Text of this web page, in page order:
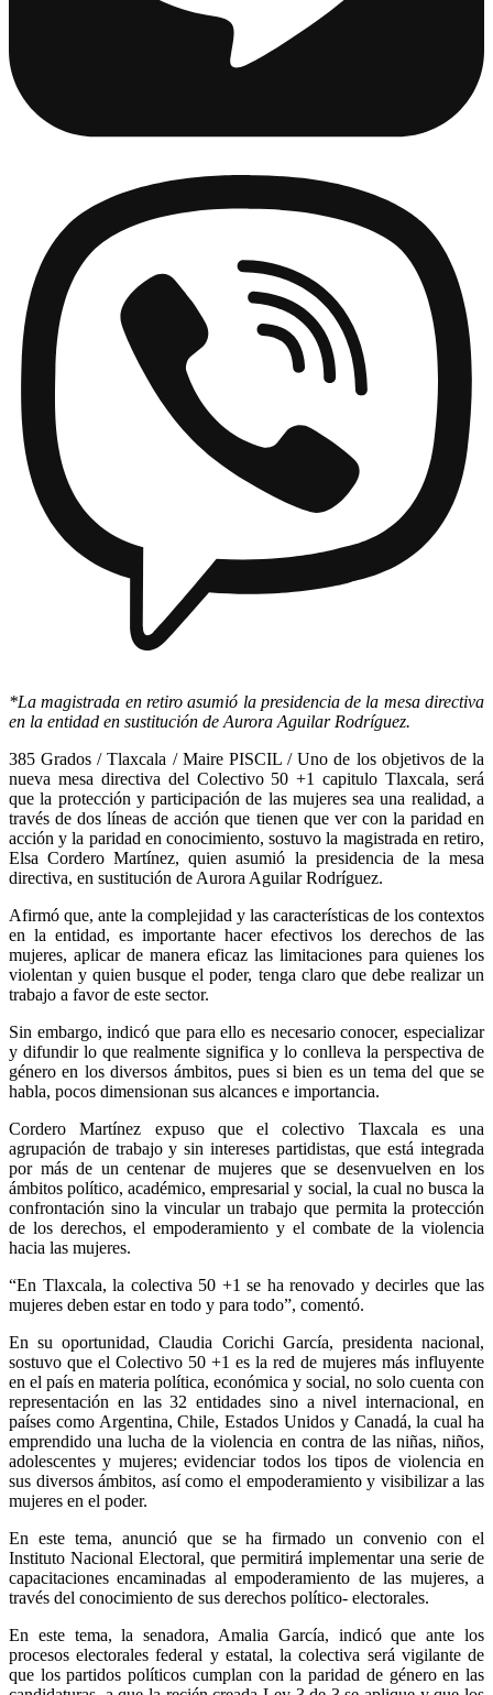
*La magistrada en retiro asumió la presidencia de la mesa directiva
en la entidad en sustitución de Aurora Aguilar Rodríguez.
385 Grados / Tlaxcala / Maire PISCIL / Uno de los objetivos de la
nueva mesa directiva del Colectivo 50 +1 capitulo Tlaxcala, será
que la protección y participación de las mujeres sea una realidad, a
través de dos líneas de acción que tienen que ver con la paridad en
acción y la paridad en conocimiento, sostuvo la magistrada en retiro,
Elsa Cordero Martínez, quien asumió la presidencia de la mesa
directiva, en sustitución de Aurora Aguilar Rodríguez.
Afirmó que, ante la complejidad y las características de los contextos
en la entidad, es importante hacer efectivos los derechos de las
mujeres, aplicar de manera eficaz las limitaciones para quienes los
violentan y quien busque el poder, tenga claro que debe realizar un
trabajo a favor de este sector.
Sin embargo, indicó que para ello es necesario conocer, especializar
y difundir lo que realmente significa y lo conlleva la perspectiva de
género en los diversos ámbitos, pues si bien es un tema del que se
habla, pocos dimensionan sus alcances e importancia.
Cordero Martínez expuso que el colectivo Tlaxcala es una
agrupación de trabajo y sin intereses partidistas, que está integrada
por más de un centenar de mujeres que se desenvuelven en los
ámbitos político, académico, empresarial y social, la cual no busca la
confrontación sino la vincular un trabajo que permita la protección
de los derechos, el empoderamiento y el combate de la violencia
hacia las mujeres.
“En Tlaxcala, la colectiva 50 +1 se ha renovado y decirles que las
mujeres deben estar en todo y para todo”, comentó.
En su oportunidad, Claudia Corichi García, presidenta nacional,
sostuvo que el Colectivo 50 +1 es la red de mujeres más influyente
en el país en materia política, económica y social, no solo cuenta con
representación en las 32 entidades sino a nivel internacional, en
países como Argentina, Chile, Estados Unidos y Canadá, la cual ha
emprendido una lucha de la violencia en contra de las niñas, niños,
adolescentes y mujeres; evidenciar todos los tipos de violencia en
sus diversos ámbitos, así como el empoderamiento y visibilizar a las
mujeres en el poder.
En este tema, anunció que se ha firmado un convenio con el
Instituto Nacional Electoral, que permitirá implementar una serie de
capacitaciones encaminadas al empoderamiento de las mujeres, a
través del conocimiento de sus derechos político- electorales.
En este tema, la senadora, Amalia García, indicó que ante los
procesos electorales federal y estatal, la colectiva será vigilante de
que los partidos políticos cumplan con la paridad de género en las